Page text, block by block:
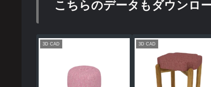
こちらのデータもダウンロ
3D CAD 3D CAD